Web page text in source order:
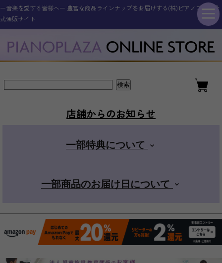
ー音楽を愛する皆様へー 豊富な商品ラインナップをお届けする(株)ピアノプラザ公
式通販サイト
YAMAHA ヤマハ
Roland ローランド
CASIO カシオ
KORG コルグ
Roland ローランド
新品アップライトピアノ
ELEDORA エレドラ
Roland ローランド
Pearl パール
ドラムアクセサリー
ギター・ベース
アコースティックギター
金管楽器
弦楽器
電子管楽器
電子楽器
マイク
スタンダード
+スマホ
カンタン
ピアノ用
その他取扱商品
店舗からのお知らせ
一部特典について
一部商品のお届け日について